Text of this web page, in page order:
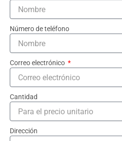
Número de teléfono
Correo electrónico
Cantidad
Dirección